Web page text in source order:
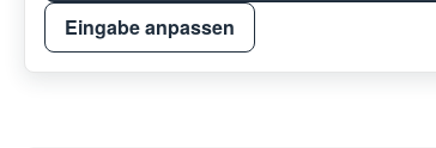
Eingabe anpassen